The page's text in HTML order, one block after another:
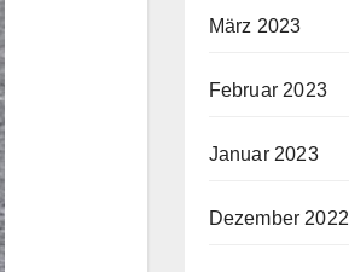
März 2023
Februar 2023
Januar 2023
Dezember 2022